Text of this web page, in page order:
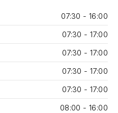
07:30 - 16:00
07:30 - 17:00
07:30 - 17:00
07:30 - 17:00
07:30 - 17:00
08:00 - 16:00